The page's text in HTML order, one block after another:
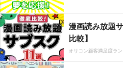
漫画読み放題
比較】
オリコン顧客満足度ラ